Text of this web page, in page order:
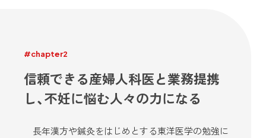
#chapter2
信頼できる産婦人科医と業務提携
し、不妊に悩む人々の力になる
長年漢方や鍼灸をはじめとする東洋医学の勉強に